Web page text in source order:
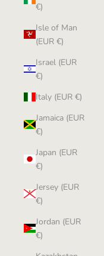
€)
Isle of Man
(EUR €)
Israel (EUR
€)
Italy (EUR €)
Jamaica (EUR
€)
Japan (EUR
€)
Jersey (EUR
€)
Jordan (EUR
€)